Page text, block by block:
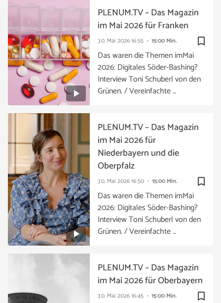
bookmark_border
30. Mai 202616:55 15:00 Min.
PLENUM.TV – Das Magazin
im Mai 2026 für Franken
Das waren die Themen imMai
2026: Digitales Söder-Bashing?
Interview Toni Schuberl von den
Grünen. / Vereinfachte …
bookmark_border
30. Mai 202616:50 15:00 Min.
PLENUM.TV – Das Magazin
im Mai 2026 für
Niederbayern und die
Oberpfalz
Das waren die Themen imMai
2026: Digitales Söder-Bashing?
Interview Toni Schuberl von den
Grünen. / Vereinfachte …
bookmark_border
30. Mai 202616:45 15:00 Min.
PLENUM.TV – Das Magazin
im Mai 2026 für Oberbayern